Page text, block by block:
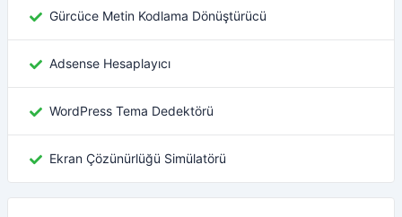
Gürcüce Metin Kodlama Dönüştürücü
Adsense Hesaplayıcı
WordPress Tema Dedektörü
Ekran Çözünürlüğü Simülatörü